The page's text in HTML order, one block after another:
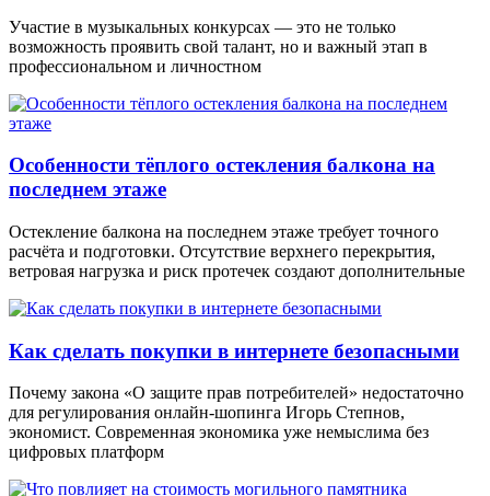
Участие в музыкальных конкурсах — это не только
возможность проявить свой талант, но и важный этап в
профессиональном и личностном
Особенности тёплого остекления балкона на
последнем этаже
Остекление балкона на последнем этаже требует точного
расчёта и подготовки. Отсутствие верхнего перекрытия,
ветровая нагрузка и риск протечек создают дополнительные
Как сделать покупки в интернете безопасными
Почему закона «О защите прав потребителей» недостаточно
для регулирования онлайн-шопинга Игорь Степнов,
экономист. Современная экономика уже немыслима без
цифровых платформ